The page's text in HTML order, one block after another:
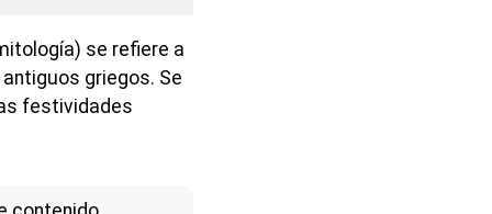
se refiere a
griegos. Se
festividades